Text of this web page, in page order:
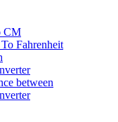
CM
Fahrenheit
between